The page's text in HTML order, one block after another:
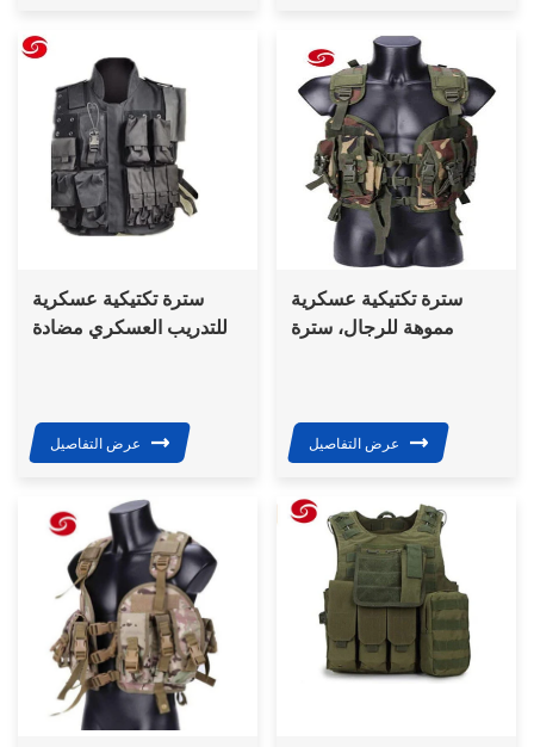
سترة تكتيكية عسكرية
للتدريب العسكري مضادة
عرض التفاصيل
سترة تكتيكية عسكرية
مموهة للرجال، سترة
عرض التفاصيل